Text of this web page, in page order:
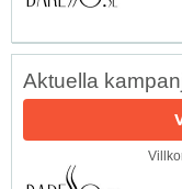
Aktuella